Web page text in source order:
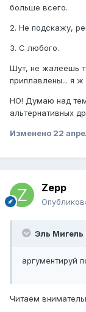
больше всего.
2. Не подскажу,
3. С любого.
Шут, не жалеешь
приплавлены... я ж
НО! Думаю над тем
альтернативных
Изменено 22
Zepp
Эль Мигель
аргументируй
Читаем